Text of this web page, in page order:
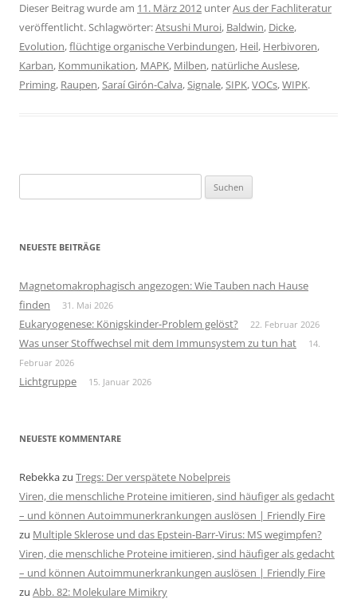
Dieser Beitrag wurde am 11. März 2012 unterAus der Fachliteratur
veröffentlicht. Schlagwörter:Atsushi Muroi, Baldwin, Dicke,
Evolution,flüchtige organische Verbindungen, Heil, Herbivoren,
Karban, Kommunikation, MAPK, Milben, natürliche Auslese,
Priming, Raupen,Saraí Girón-Calva,Signale,SIPK,VOCs,WIPK.
nach:
NEUESTE BEITRÄGE
Magnetomakrophagisch angezogen: Wie Tauben nach Hause
finden
31. Mai 2026
Eukaryogenese: Königskinder-Problem gelöst? 22. Februar 2026
Was unser Stoffwechsel mit dem Immunsystem zu tun hat
14.
Februar 2026
Lichtgruppe 15. Januar 2026
NEUESTE KOMMENTARE
Rebekkazu Tregs: Der verspätete Nobelpreis
Viren, die menschliche Proteine imitieren, sind häufiger als gedacht
– und können Autoimmunerkrankungen auslösen | Friendly Fire
zu Multiple Sklerose und das Epstein-Barr-Virus: MS wegimpfen?
Viren, die menschliche Proteine imitieren, sind häufiger als gedacht
– und können Autoimmunerkrankungen auslösen | Friendly Fire
zu Abb. 82: Molekulare Mimikry